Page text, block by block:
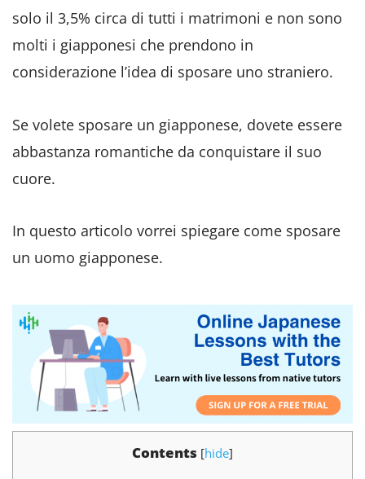
solo il 3,5% circa di tutti i matrimoni e non sono
molti i giapponesi che prendono in
considerazione l’idea di sposare uno straniero.
Se volete sposare un giapponese, dovete essere
abbastanza romantiche da conquistare il suo
cuore.
In questo articolo vorrei spiegare come sposare
un uomo giapponese.
Contents [hide]